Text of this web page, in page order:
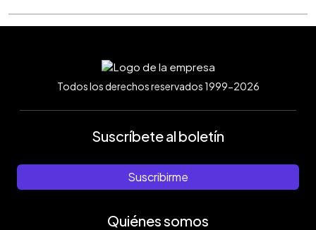
Todos los derechos reservados 1999-2026
Suscríbete al boletín
Suscribirme
Quiénes somos